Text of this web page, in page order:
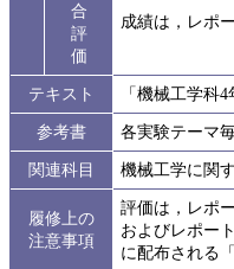
合
評
価
成績は，レポ
テキスト
「機械工学科
参考書
各実験テーマ
関連科目
機械工学に関
履修上の
注意事項
評価は，レポ
およびレポー
に配布される